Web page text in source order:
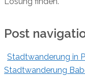
Post
Stadtwanderung in
Stadtwanderung